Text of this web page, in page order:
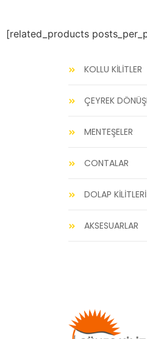
[related_products
KOLLU KİLİTLER
ÇEYREK
MENTEŞELER
CONTALAR
DOLAP KİLİTLERİ
AKSESUARLAR